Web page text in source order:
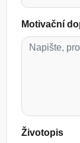
Motivační
Životopis